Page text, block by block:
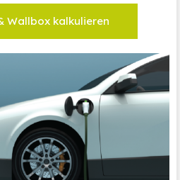
Wallbox kalkulieren